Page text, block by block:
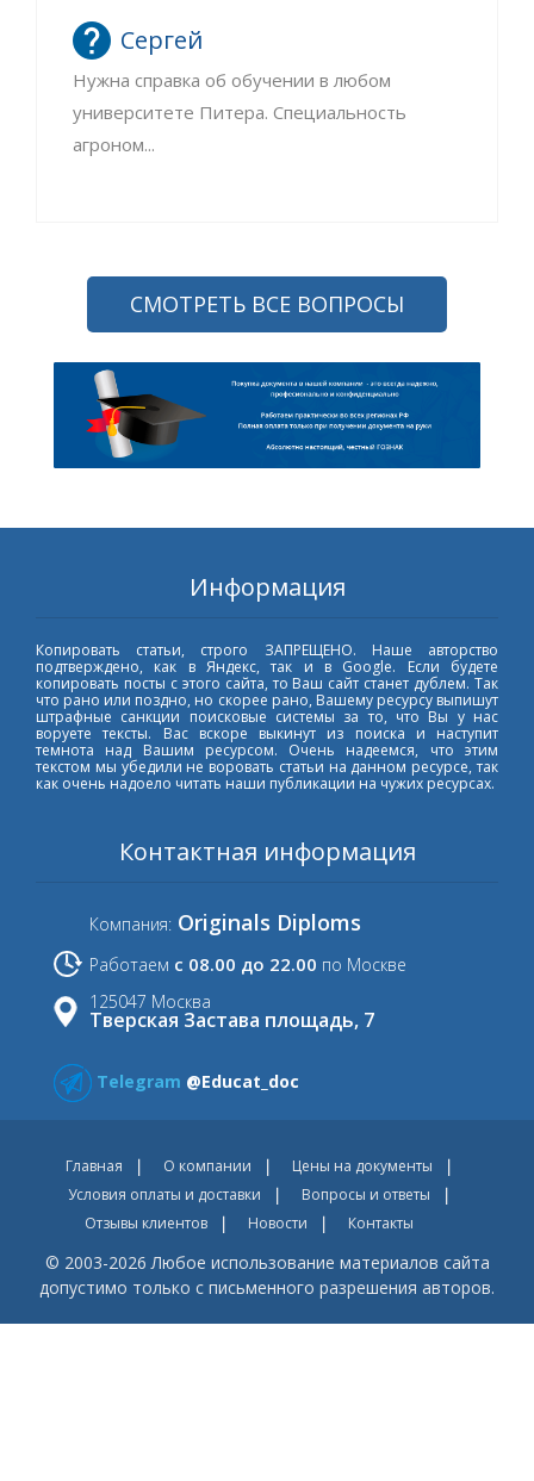
Сергей
Нужна справка об обучении в любом
университете Питера. Специальность
агроном...
СМОТРЕТЬ ВСЕ ВОПРОСЫ
Информация
Копировать статьи, строго ЗАПРЕЩЕНО. Наше авторство
подтверждено, как в Яндекс, так и в Google. Если будете
копировать посты с этого сайта, то Ваш сайт станет дублем. Так
что рано или поздно, но скорее рано, Вашему ресурсу выпишут
штрафные санкции поисковые системы за то, что Вы у нас
воруете тексты. Вас вскоре выкинут из поиска и наступит
темнота над Вашим ресурсом. Очень надеемся, что этим
текстом мы убедили не воровать статьи на данном ресурсе, так
как очень надоело читать наши публикации на чужих ресурсах.
Контактная информация
Компания: Originals Diploms
Работаем с 08.00 до 22.00 по Москве
125047 Москва
Тверская Застава площадь, 7
Telegram @Educat_doc
Главная О компании
Цены на документы
Условия оплаты и доставки
Вопросы и ответы
Отзывы клиентов
Новости Контакты
© 2003-2026 Любое использование материалов сайта
допустимо только с письменного разрешения авторов.